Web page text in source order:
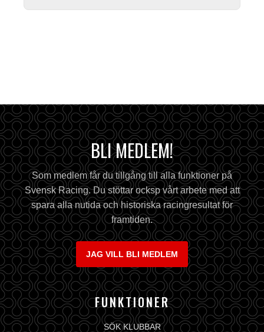
BLI MEDLEM!
Som medlem får du tillgång till alla funktioner på
Svensk Racing. Du stöttar ocksp vårt arbete med att
spara alla nutida och historiska racingresultat för
framtiden.
JAG VILL BLI MEDLEM
FUNKTIONER
SÖK KLUBBAR